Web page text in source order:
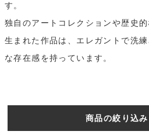
価格帯
MEMBERS
ABOUT US
SHOPLIST
す。
独自のアートコレクションや歴史
生まれた作品は、エレガントで洗
な存在感を持っています。
商品の絞り込